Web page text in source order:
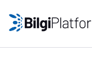
content